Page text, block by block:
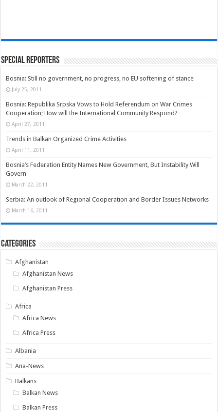
Special Reporters
Bosnia: Still no government, no progress, no EU softening of stance
July 25, 2011
Bosnia: Republika Srpska Vows to Hold Referendum on War Crimes
Cooperation; How will the International Community Respond?
April 27, 2011
Trends in Balkan Organized Crime Activities
April 11, 2011
Bosnia’s Federation Entity Names New Government, But Instability Will
Govern
March 22, 2011
Serbia: An outlook of Regional Cooperation and Border Issues Networks
March 16, 2011
Categories
Afghanistan
Afghanistan News
Afghanistan Press
Africa
Africa News
Africa Press
Albania
Ana-News
Balkans
Balkan News
Balkan Press